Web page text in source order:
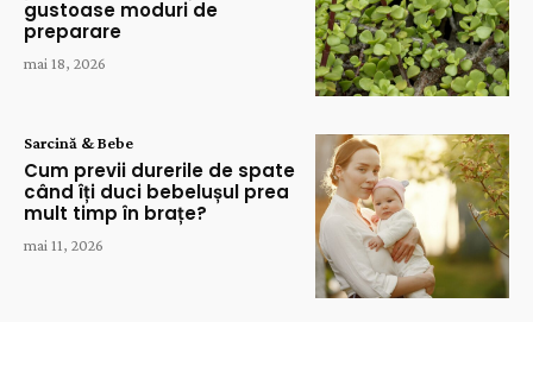
gustoase moduri de
preparare
mai 18, 2026
Sarcină & Bebe
Cum previi durerile de spate
când îți duci bebelușul prea
mult timp în brațe?
mai 11, 2026